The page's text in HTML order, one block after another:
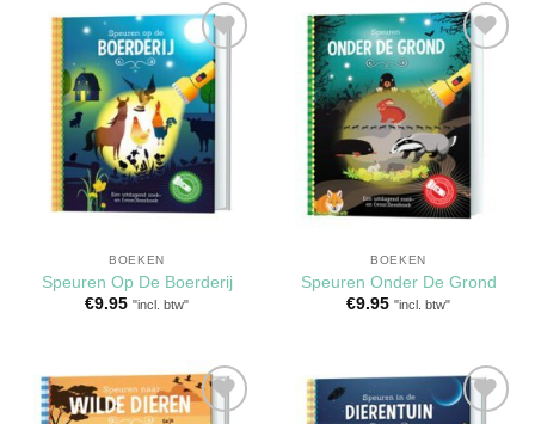
Toevoegen
aan
verlanglijst
BOEKEN
Speuren Op De Boerderij
€9.95 "incl. btw"
Toevoegen
aan
verlanglijst
BOEKEN
Speuren Onder De Grond
€9.95 "incl. btw"